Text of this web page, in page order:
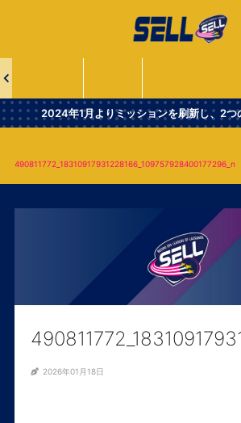
団
法
Second
Era
2024年1月よりミッションを刷新し、2つ
490811772_18310917931228166_109757928400177296_n
2026年01月18日